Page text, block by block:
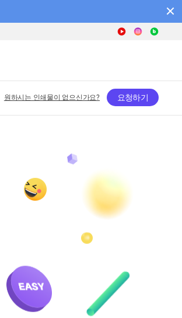
원하시는 인쇄물이 없으신가요? 요청하기